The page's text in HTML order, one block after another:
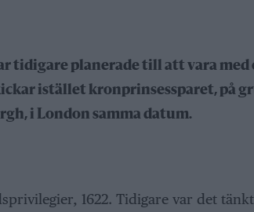
tidigare planerade till att vara med
istället kronprinsessparet, på
i London samma datum.
1622. Tidigare var det